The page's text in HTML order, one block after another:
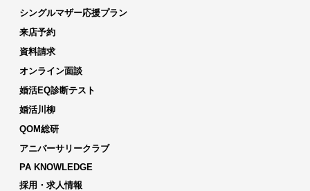
シングルマザー応援プラン
来店予約
資料請求
オンライン面談
婚活EQ診断テスト
婚活川柳
QOM総研
アニバーサリークラブ
PA KNOWLEDGE
採用・求人情報